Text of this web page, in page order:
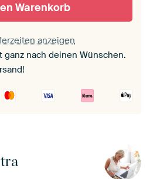
Warenkorb
anzeigen
ganz nach deinen Wünschen.